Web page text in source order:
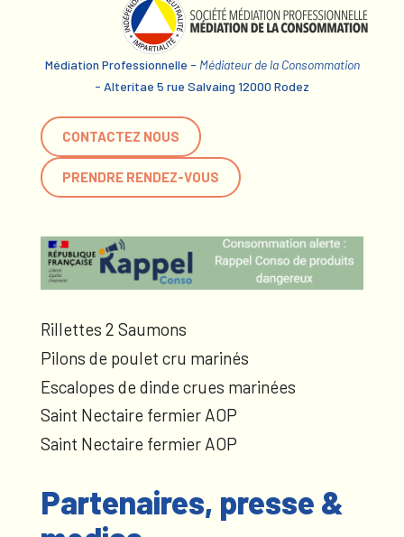
Médiation Professionnelle - Médiateur de la Consommation
- Alteritae 5 rue Salvaing 12000 Rodez
CONTACTEZ NOUS
PRENDRE RENDEZ-VOUS
Rillettes 2 Saumons
Pilons de poulet cru marinés
Escalopes de dinde crues marinées
Saint Nectaire fermier AOP
Saint Nectaire fermier AOP
Partenaires, presse &